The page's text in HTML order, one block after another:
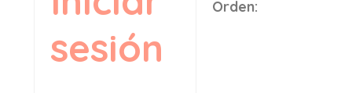
sesión
Orden: